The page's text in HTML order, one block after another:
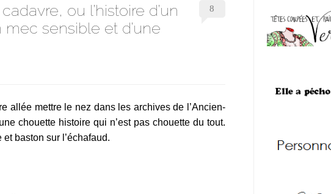
ou l’histoire d’un
mec sensible et d’une
8
allée mettre le nez dans les archives de l’Ancien-
chouette histoire qui n’est pas chouette du tout.
baston sur l’échafaud.